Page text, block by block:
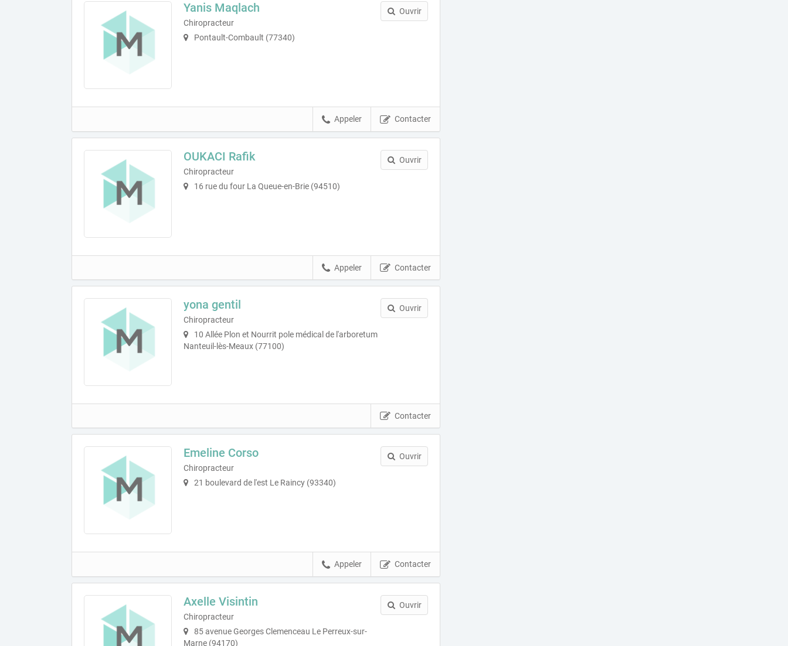
Yanis Maqlach
Chiropracteur
Pontault-Combault (77340)
Ouvrir
Contacter
Appeler
OUKACI Rafik
Chiropracteur
16 rue du four La Queue-en-Brie (94510)
Ouvrir
Contacter
Appeler
yona gentil
Chiropracteur
10 Allée Plon et Nourrit pole médical de l'arboretum
Nanteuil-lès-Meaux (77100)
Ouvrir
Contacter
Emeline Corso
Chiropracteur
21 boulevard de l'est Le Raincy (93340)
Ouvrir
Contacter
Appeler
Axelle Visintin
Chiropracteur
85 avenue Georges Clemenceau Le Perreux-sur-
Marne (94170)
Ouvrir